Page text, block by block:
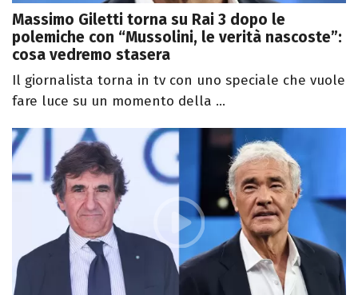
Massimo Giletti torna su Rai 3 dopo le
polemiche con “Mussolini, le verità nascoste”:
cosa vedremo stasera
Il giornalista torna in tv con uno speciale che vuole
fare luce su un momento della ...